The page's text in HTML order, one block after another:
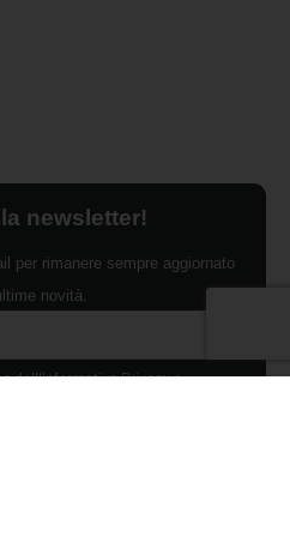
newsletter!
per rimanere sempre aggiornato
novità.
dell'Informativa Privacy e